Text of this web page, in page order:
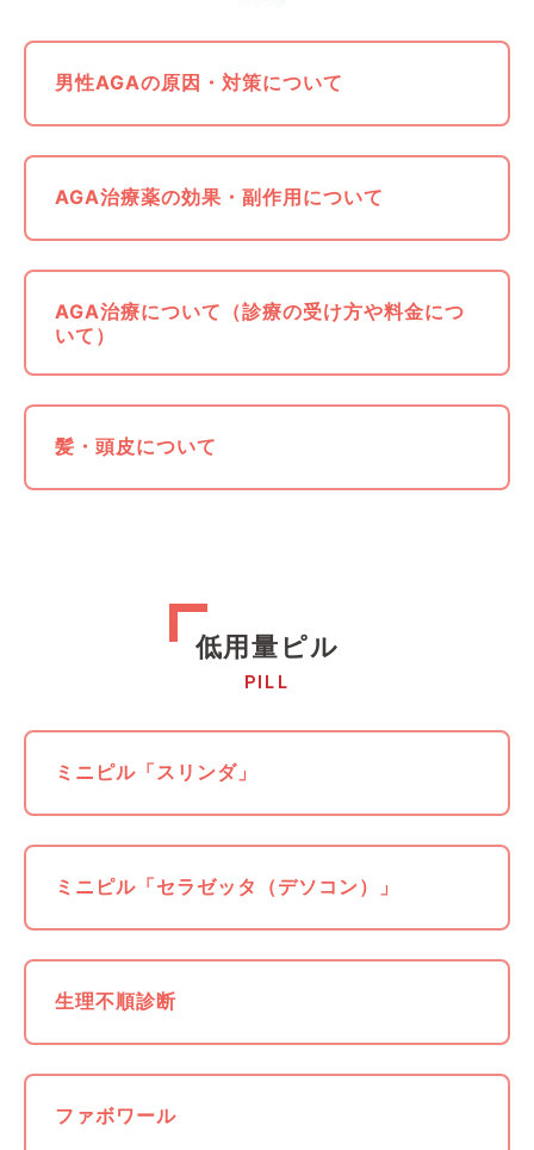
男性AGAの原因・対策について
AGA治療薬の効果・副作用について
AGA治療について（診療の受け方や料金につ
いて）
髪・頭皮について
低用量ピル
PILL
ミニピル「スリンダ」
ミニピル「セラゼッタ（デソコン）」
生理不順診断
ファボワール